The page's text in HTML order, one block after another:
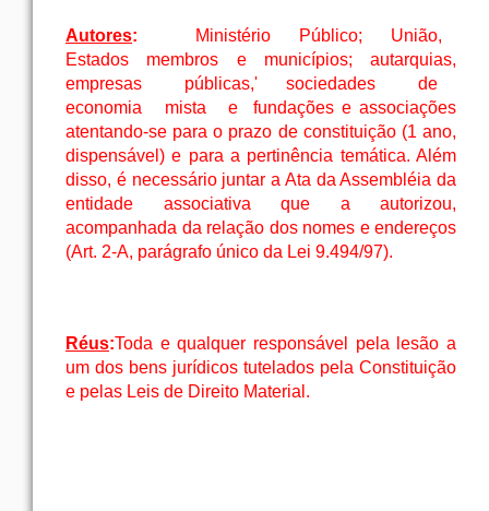
Autores: Ministério Público;
União,
Estados
membros e municípios;
autarquias,
empresas
públicas,' sociedades
de
economia
mista e
fundações e associações
atentando-se para o prazo de constituição (1 ano,
dispensável) e para a pertinência temática. Além
disso, é necessário juntar a Ata da Assembléia da
entidade associativa que a autorizou,
acompanhada da relação dos nomes e endereços
(Art. 2-A, parágrafo único da Lei 9.494/97).
Réus:Toda e qualquer responsável pela lesão a
um dos bens jurídicos tutelados pela Constituição
e pelas Leis de Direito Material.